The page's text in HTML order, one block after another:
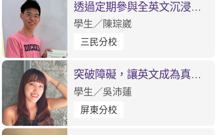
透過定期參與全英文沉浸式
學習環境改善自己的缺點｜
學生／陳琮崴
三民分校
突破障礙，讓英文成為真正
的溝通工具
學生／吳沛蓮
屏東分校